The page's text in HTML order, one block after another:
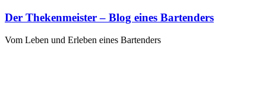
Zum
springen
Der Thekenmeister – Blog eines Bartenders
Vom Leben und Erleben eines Bartenders